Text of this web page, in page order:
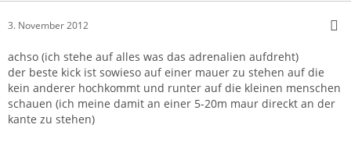
3. November 2012
achso (ich stehe auf alles was das adrenalien aufdreht)
der beste kick ist sowieso auf einer mauer zu stehen auf die
kein anderer hochkommt und runter auf die kleinen menschen
schauen (ich meine damit an einer 5-20m maur direckt an der
kante zu stehen)